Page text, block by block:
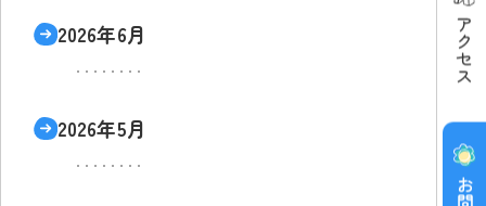
2026年6月
2026年5月